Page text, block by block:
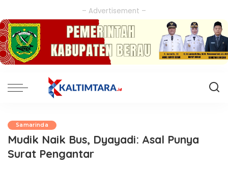
– Advertisement –
Samarinda
Mudik Naik Bus, Dyayadi: Asal Punya
Surat Pengantar